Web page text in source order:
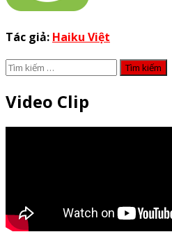
Tác giả: Haiku Việt
Tìm
cho:
Video Clip